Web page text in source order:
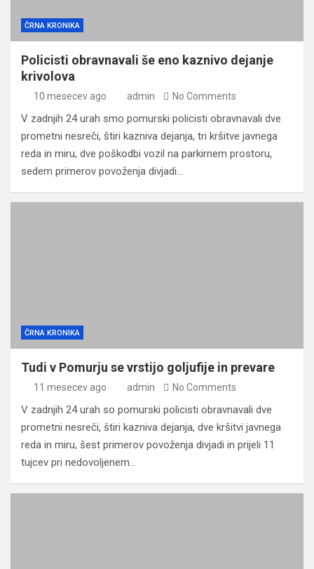
ČRNA KRONIKA
Policisti obravnavali še eno kaznivo dejanje
krivolova
10 mesecev ago admin No Comments
V zadnjih 24 urah smo pomurski policisti obravnavali dve
prometni nesreči, štiri kazniva dejanja, tri kršitve javnega
reda in miru, dve poškodbi vozil na parkirnem prostoru,
sedem primerov povoženja divjadi…
ČRNA KRONIKA
Tudi v Pomurju se vrstijo goljufije in prevare
11 mesecev ago admin No Comments
V zadnjih 24 urah so pomurski policisti obravnavali dve
prometni nesreči, štiri kazniva dejanja, dve kršitvi javnega
reda in miru, šest primerov povoženja divjadi in prijeli 11
tujcev pri nedovoljenem…